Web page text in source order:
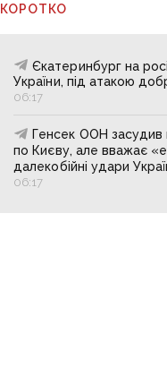
КОРОТКО
Єкатеринбург на
України, під атакою
06:17
Генсек ООН засудив
по Києву, але вважає
далекобійні удари
06:17